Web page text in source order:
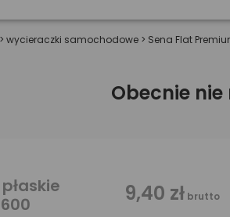
> wycieraczki samochodowe > Sena Flat
Obecnie
600
9,40 zł brutto